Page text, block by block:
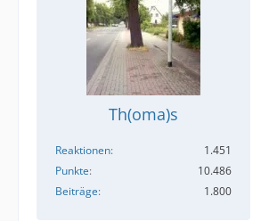
Th(oma)s
Reaktionen
1.451
Punkte
10.486
Beiträge
1.800